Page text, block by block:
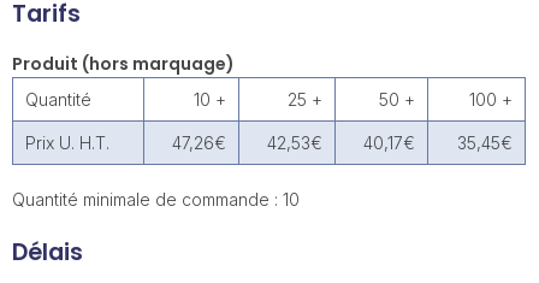
Tarifs
Produit (hors marquage)
Quantité 10 + 25 + 50 + 100 +
Prix U. H.T. 47,26€ 42,53€ 40,17€ 35,45€
Quantité minimale de commande : 10
Délais